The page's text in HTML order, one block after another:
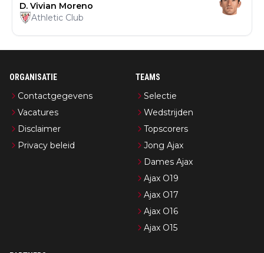
D. Vivian Moreno
Athletic Club
ORGANISATIE
Contactgegevens
Vacatures
Disclaimer
Privacy beleid
TEAMS
Selectie
Wedstrijden
Topscorers
Jong Ajax
Dames Ajax
Ajax O19
Ajax O17
Ajax O16
Ajax O15